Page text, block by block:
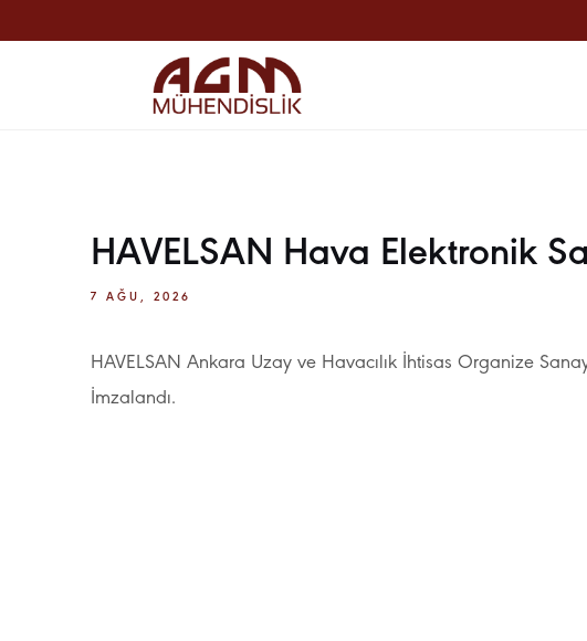
HAVELSAN Hava Elektronik
7 AĞU, 2026
HAVELSAN Ankara Uzay ve Havacılık İhtisas Organize
İmzalandı.